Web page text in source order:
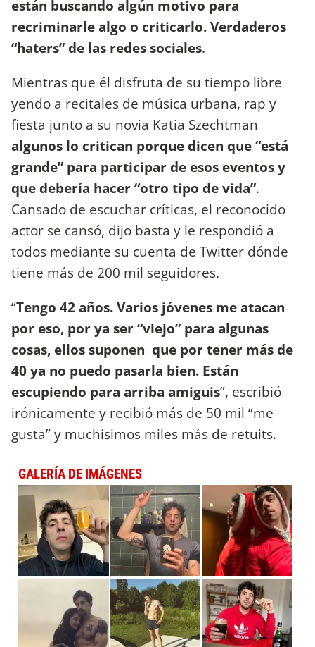
están buscando algún motivo para
recriminarle algo o criticarlo. Verdaderos
“haters” de las redes sociales.
Mientras que él disfruta de su tiempo libre
yendo a recitales de música urbana, rap y
fiesta junto a su novia Katia Szechtman
algunos lo critican porque dicen que “está
grande” para participar de esos eventos y
que debería hacer “otro tipo de vida”.
Cansado de escuchar críticas, el reconocido
actor se cansó, dijo basta y le respondió a
todos mediante su cuenta de Twitter dónde
tiene más de 200 mil seguidores.
“Tengo 42 años. Varios jóvenes me atacan
por eso, por ya ser “viejo” para algunas
cosas, ellos suponen que por tener más de
40 ya no puedo pasarla bien. Están
escupiendo para arriba amiguis”, escribió
irónicamente y recibió más de 50 mil “me
gusta” y muchísimos miles más de retuits.
GALERÍA DE IMÁGENES